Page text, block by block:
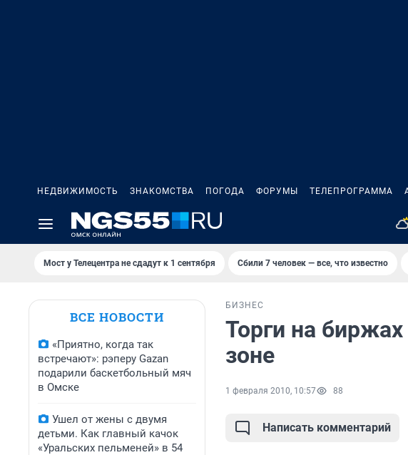
НЕДВИЖИМОСТЬ ЗНАКОМСТВА ПОГОДА ФОРУМЫ ТЕЛЕПРОГРАММА
Мост у Телецентра не сдадут к 1 сентября Сбили 7 человек — все, что известно
ВСЕ НОВОСТИ
«Приятно, когда так
встречают»: рэперу Gazan
подарили баскетбольный мяч
в Омске
Ушел от жены с двумя
детьми. Как главный качок
«Уральских пельменей» в 54
БИЗНЕС
Торги на
зоне
1 февраля 2010, 10:57 88
Написать комментарий